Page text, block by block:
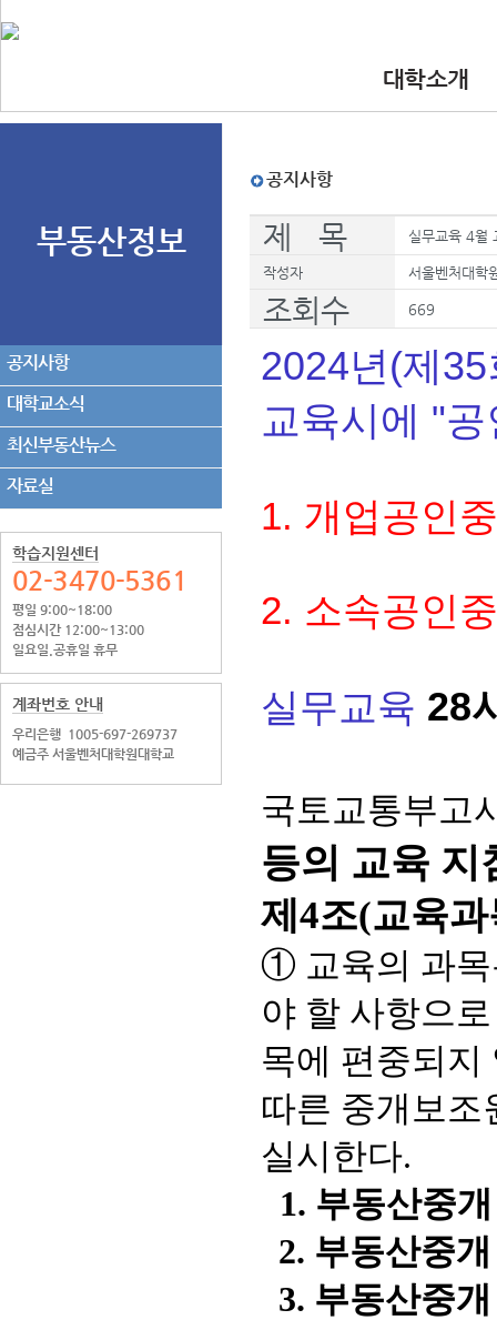
대학소개
•인사말
부동산정보
공지사항
대학교소식
최신부동산뉴스
자료실
학습지원센터
02-3470-5361
평일 9:00~18:00
점심시간 12:00~13:00
일요일.공휴일 휴무
계좌번호 안내
우리은행 1005-697-269737
예금주 서울벤처대학원대학교
공지사항
제 목 실무교육 4월
작성자 서울벤처대학
조회수 669
2024년(제
교육시에 "
1. 개업공인
2. 소속공인
실무교육 28
국토교통부고
등의 교육 지
제4조(교육
① 교육의 과목
야 할 사항으
목에 편중되지
따른 중개보조
실시한다.
1. 부동산중
2. 부동산중
3. 부동산중